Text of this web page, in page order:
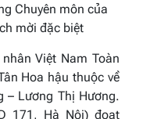
Chuyên môn của
mời đặc biệt
Việt Nam Toàn
Hoa hậu thuộc về
– Lương Thị Hương.
171, Hà Nội) đoạt